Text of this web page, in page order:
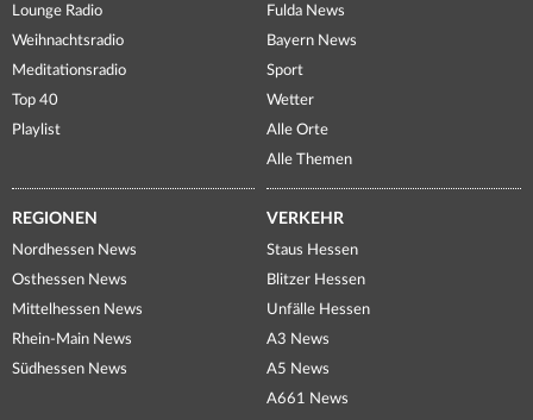
Lounge Radio
Weihnachtsradio
Meditationsradio
Top 40
Playlist
Fulda News
Bayern News
Sport
Wetter
Alle Orte
Alle Themen
REGIONEN
Nordhessen News
Osthessen News
Mittelhessen News
Rhein-Main News
Südhessen News
VERKEHR
Staus Hessen
Blitzer Hessen
Unfälle Hessen
A3 News
A5 News
A661 News